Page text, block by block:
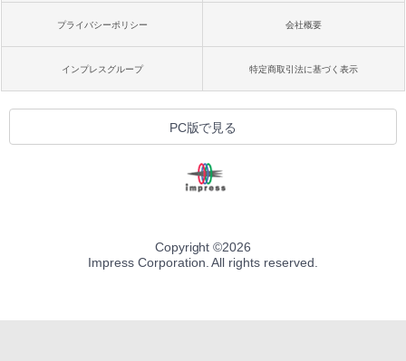
プライバシーポリシー 会社概要
インプレスグループ 特定商取引法に基づく表示
PC版で見る
Copyright ©2026
Impress Corporation. All rights reserved.